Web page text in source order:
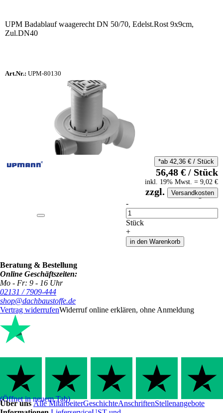
UPM Badablauf waagerecht DN 50/70, Edelst.Rost 9x9cm,
Zul.DN40
Art.Nr.: UPM-80130
auf Anfrageliste
-
Anzahl
Stück
+
in den Warenkorb
*ab 42,36 €/ Stück
56,48 €/ Stück
inkl. 19% Mwst. = 9,02 €
zzgl. Versandkosten
Beratung & Bestellung
Online Geschäftszeiten:
Mo - Fr: 9 - 16 Uhr
02131 / 7909-444
shop@dachbaustoffe.de
Vertrag widerrufenWiderruf online erklären, ohne Anmeldung
(Öffnet in neuem Tab)
Über unsAlle MitarbeiterGeschichteAnschriftenStellenangebote